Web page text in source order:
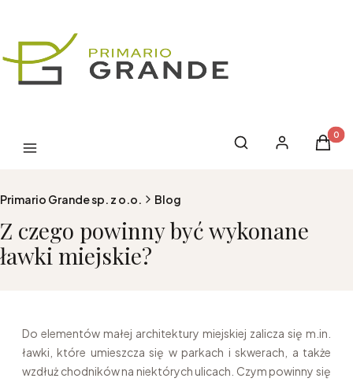
Menu Otwórz
Szukaj Zaloguj sięKoszyk
Primario Grande sp. z o.o. Blog
Z czego powinny być wykonane
ławki miejskie?
Do elementów małej architektury miejskiej zalicza się m.in.
ławki, które umieszcza się w parkach i skwerach, a także
wzdłuż chodników na niektórych ulicach. Czym powinny się